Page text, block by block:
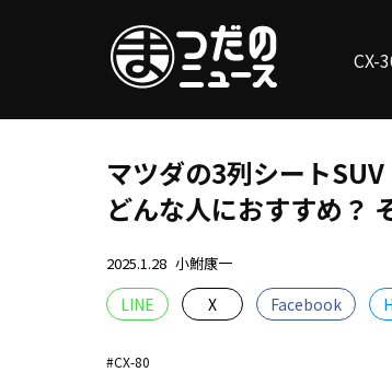
CX-
マツダの3列シート
どんな人におすすめ？
2025.1.28 小鮒康一
LINE X Facebook
CX-80